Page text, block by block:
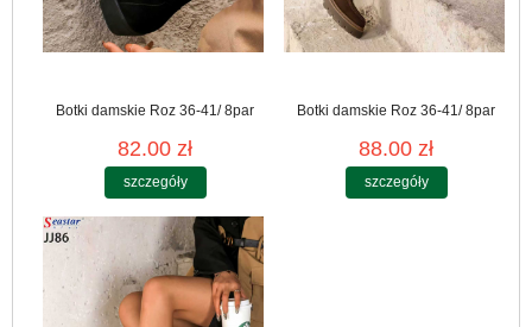
Botki damskie Roz 36-41/ 8par
82.00 zł
szczegóły
Botki damskie Roz 36-41/ 8par
88.00 zł
szczegóły